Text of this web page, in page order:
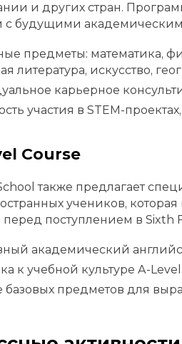
и других стран.
с будущими
предметы: математика,
литература, искусство,
карьерное
участия в STEM-
Course
также предлагает
учеников,
перед поступлением в Sixth
академический
к учебной культуре A-Level.
базовых предметов для